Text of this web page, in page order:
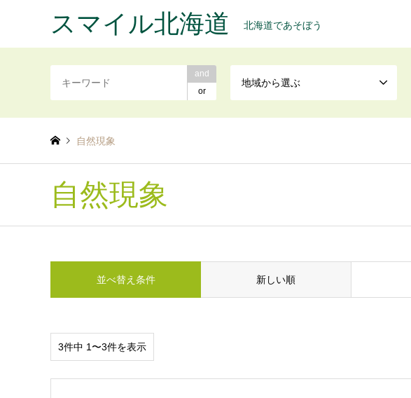
スマイル北海道 北海道であそぼう
and
or
地域から選ぶ
自然現象
自然現象
並べ替え条件 新しい順
3件中 1〜3件を表示